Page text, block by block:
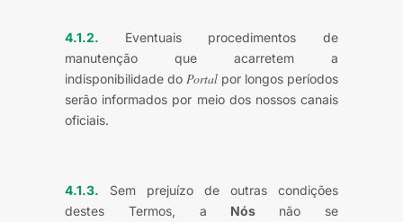
4.1.2. Eventuais procedimentos de
manutenção que acarretem a
indisponibilidade do Portal por longos períodos
serão informados por meio dos nossos canais
oficiais.
4.1.3. Sem prejuízo de outras condições
destes Termos, a Nós não se